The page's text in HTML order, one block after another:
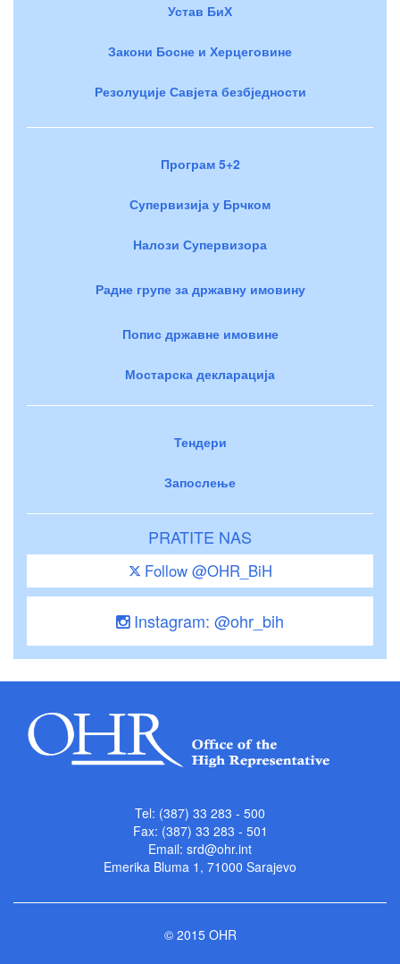
Устав БиХ
Закони Босне и Херцеговине
Резолуције Савјета безбједности
Програм 5+2
Супервизија у Брчком
Налози Супервизора
Радне групе за државну имовину
Попис државне имовине
Мостарска декларација
Тендери
Запослење
PRATITE NAS
Follow @OHR_BiH
Instagram: @ohr_bih
Tel: (387) 33 283 - 500
Fax: (387) 33 283 - 501
Email: srd@ohr.int
Emerika Bluma 1, 71000 Sarajevo
© 2015 OHR